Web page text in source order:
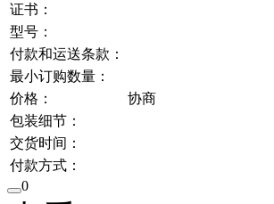
证书：
型号：
付款和运送条款：
最小订购数量：
价格：
协商
包装细节：
交货时间：
付款方式：
0